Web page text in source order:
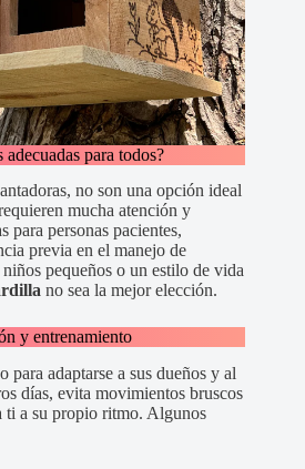
adecuadas para todos?
no son una opción ideal
mucha atención y
para personas pacientes,
previa en el manejo de
pequeños o un estilo de vida
no sea la mejor elección.
y entrenamiento
para adaptarse a sus dueños y al
días, evita movimientos bruscos
ti a su propio ritmo. Algunos